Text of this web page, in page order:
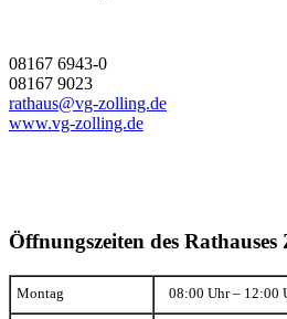
08167 6943-0
08167 9023
rathaus@vg-zolling.de
www.vg-zolling.de
Öffnungszeiten des
Montag 08:00 Uhr – 12:00